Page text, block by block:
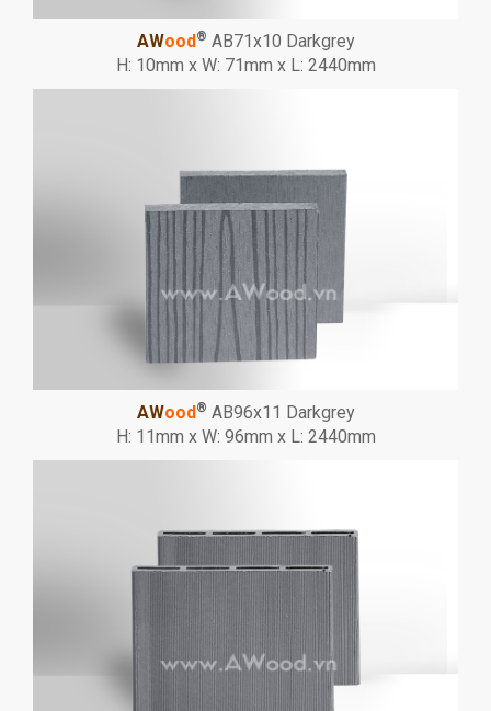
AWood® AB71x10 Darkgrey
H: 10mm x W: 71mm x L: 2440mm
AWood® AB96x11 Darkgrey
H: 11mm x W: 96mm x L: 2440mm